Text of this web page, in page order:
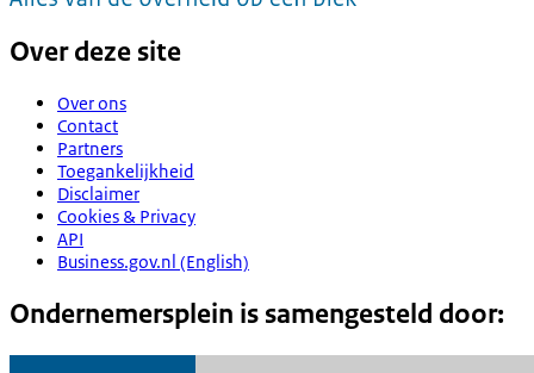
Over deze site
Over ons
Contact
Partners
Toegankelijkheid
Disclaimer
Cookies & Privacy
API
Business.gov.nl (English)
Ondernemersplein is samengesteld door: